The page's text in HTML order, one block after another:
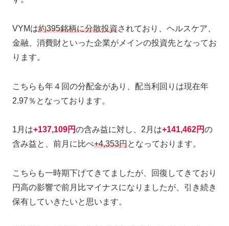
VYMは約395銘柄に分散投資されており、ヘルスケア、
金融、消費財といった企業がメインの投資先となってお
ります。
こちらも年４回の分配金があり、配当利回りは現在年
2.97％となっております。
1月は+137,109円の含み益に対し、2月は+141,462円の
含み益と、前月に比べ+4,353円となっております。
こちらも一時期下げてきてましたが、回復してきており
円高の影響で前月比マイナスになりましたが、引き続き
保有していきたいと思います。